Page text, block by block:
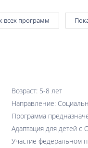
всех программ
Возраст: 5-8 лет
Направление:
Программа
Адаптация для детей с
Участие федеральном